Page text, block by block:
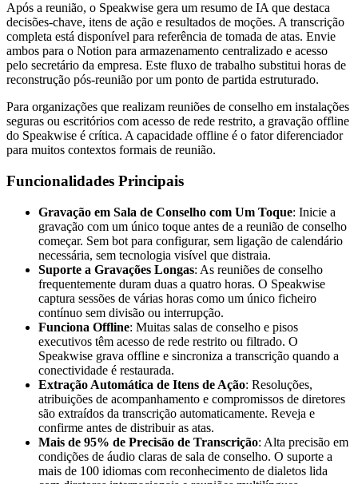
Após a reunião, o Speakwise gera um resumo de IA que destaca
decisões-chave, itens de ação e resultados de moções. A transcrição
completa está disponível para referência de tomada de atas. Envie
ambos para o Notion para armazenamento centralizado e acesso
pelo secretário da empresa. Este fluxo de trabalho substitui horas de
reconstrução pós-reunião por um ponto de partida estruturado.
Para organizações que realizam reuniões de conselho em instalações
seguras ou escritórios com acesso de rede restrito, a gravação offline
do Speakwise é crítica. A capacidade offline é o fator diferenciador
para muitos contextos formais de reunião.
Funcionalidades Principais
Gravação em Sala de Conselho com Um Toque: Inicie a
gravação com um único toque antes de a reunião de conselho
começar. Sem bot para configurar, sem ligação de calendário
necessária, sem tecnologia visível que distraia.
Suporte a Gravações Longas: As reuniões de conselho
frequentemente duram duas a quatro horas. O Speakwise
captura sessões de várias horas como um único ficheiro
contínuo sem divisão ou interrupção.
Funciona Offline: Muitas salas de conselho e pisos
executivos têm acesso de rede restrito ou filtrado. O
Speakwise grava offline e sincroniza a transcrição quando a
conectividade é restaurada.
Extração Automática de Itens de Ação: Resoluções,
atribuições de acompanhamento e compromissos de diretores
são extraídos da transcrição automaticamente. Reveja e
confirme antes de distribuir as atas.
Mais de 95% de Precisão de Transcrição: Alta precisão em
condições de áudio claras de sala de conselho. O suporte a
mais de 100 idiomas com reconhecimento de dialetos lida